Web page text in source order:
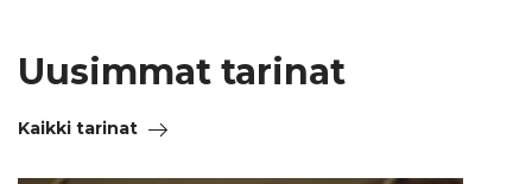
Uusimmat tarinat
Kaikki tarinat